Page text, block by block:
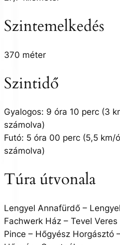
Szintemelkedés
370 méter
Szintidő
Gyalogos: 9 óra 10 perc (3
számolva)
Futó: 5 óra 00 perc (5,5 km/
számolva)
Túra útvonala
Lengyel Annafürdő –
Fachwerk Ház – Tevel
Pince – Hőgyész Horgásztó